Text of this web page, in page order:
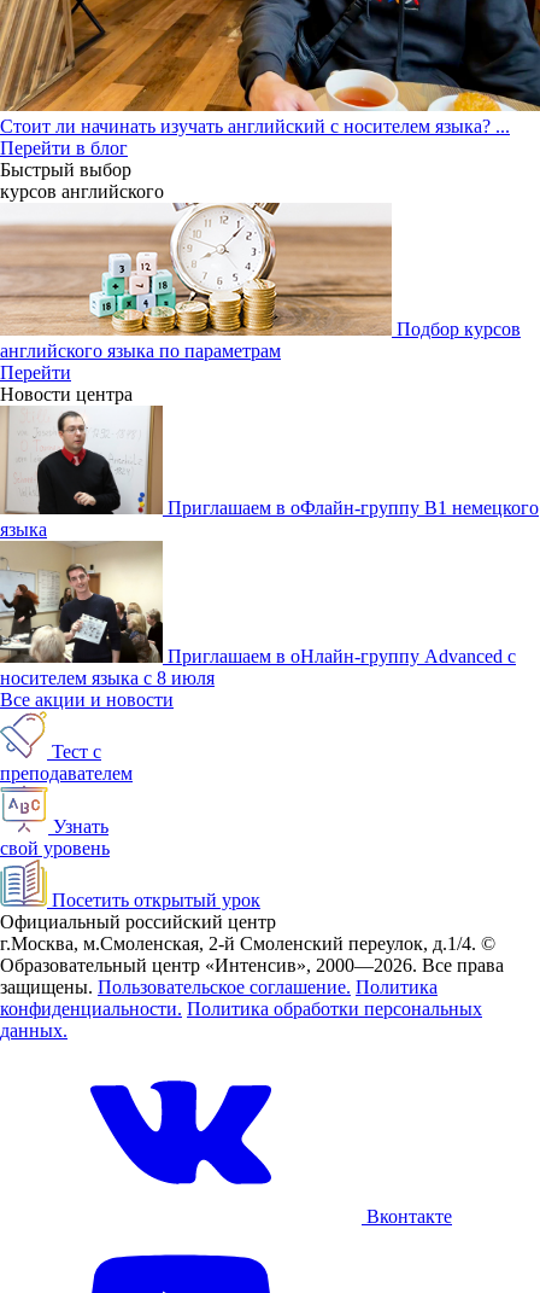
Стоит ли начинать изучать английский с носителем языка? ...
Перейти в блог
Быстрый выбор
курсов английcкого
Подбор курсов
английского языка по параметрам
Перейти
Новости центра
Приглашаем в оФлайн-группу В1 немецкого
языка
Приглашаем в оНлайн-группу Advanced с
носителем языка с 8 июля
Все акции и новости
Тест с
преподавателем
Узнать
свой уровень
Посетить открытый урок
Официальный российский центр
г.Москва, м.Смоленская, 2-й Смоленский переулок, д.1/4. ©
Образовательный центр «Интенсив», 2000—2026. Все права
защищены. Пользовательское соглашение. Политика
конфиденциальности. Политика обработки персональных
данных.
Вконтакте